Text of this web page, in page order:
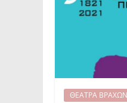
ΘΕΑΤΡΑ